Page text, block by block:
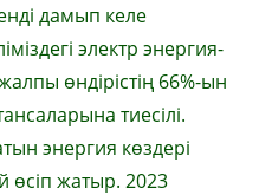
дамып келе
электр энергия­
өндірістің 66%-ын
тиесілі.
энергия көздері
өсіп жатыр. 2023